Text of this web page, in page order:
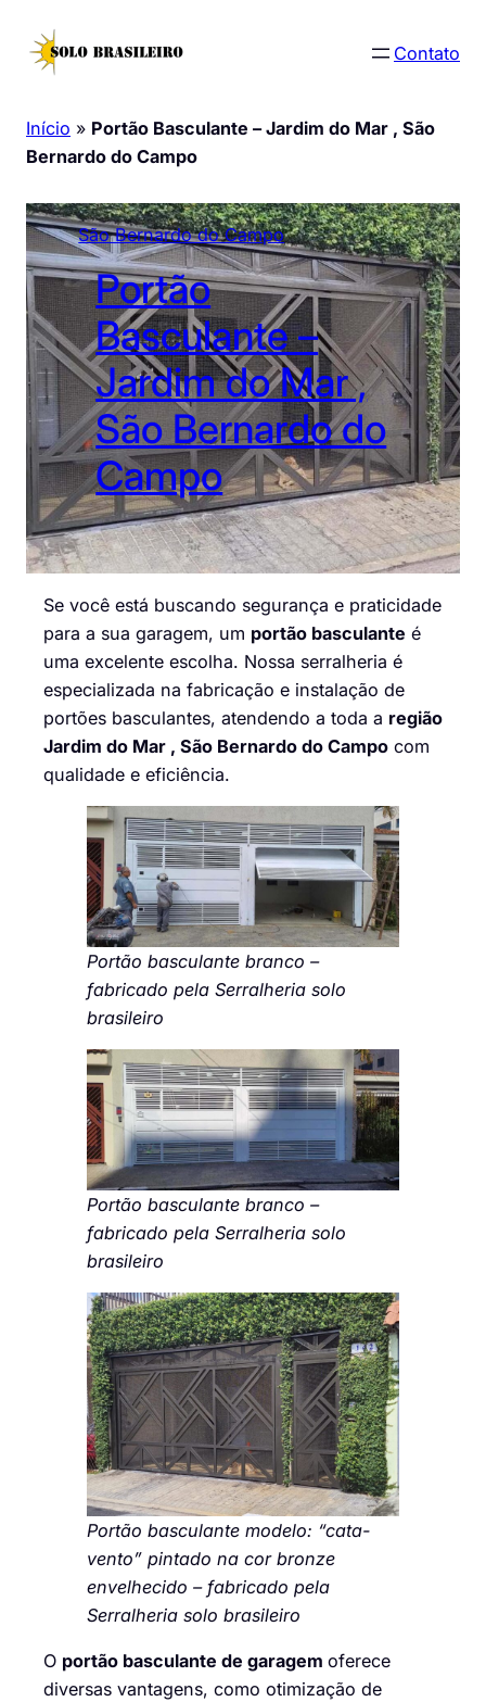
para
Contato
Início » Portão Basculante – Jardim do Mar , São
Bernardo do Campo
São Bernardo do Campo
Portão
Basculante –
Jardim do Mar ,
São Bernardo do
Campo
Se você está buscando segurança e praticidade
para a sua garagem, um portão basculante é
uma excelente escolha. Nossa serralheria é
especializada na fabricação e instalação de
portões basculantes, atendendo a toda a região
Jardim do Mar , São Bernardo do Campo com
qualidade e eficiência.
Portão basculante branco –
fabricado pela Serralheria solo
brasileiro
Portão basculante branco –
fabricado pela Serralheria solo
brasileiro
Portão basculante modelo: “cata-
vento” pintado na cor bronze
envelhecido – fabricado pela
Serralheria solo brasileiro
O portão basculante de garagem oferece
diversas vantagens, como otimização de